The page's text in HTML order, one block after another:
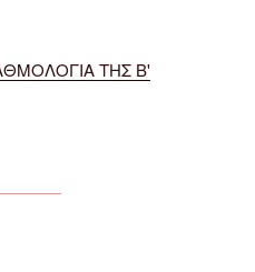
ΤΗΣ Β'